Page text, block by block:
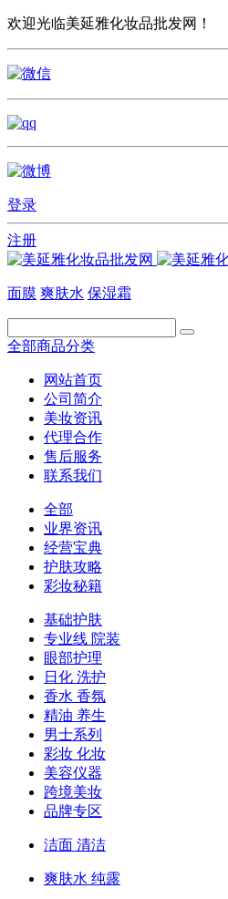
欢迎光临美延雅化妆品批发网！
登录
注册
面膜 爽肤水 保湿霜
全部商品分类
网站首页
公司简介
美妆资讯
代理合作
售后服务
联系我们
全部
业界资讯
经营宝典
护肤攻略
彩妆秘籍
基础护肤
专业线 院装
眼部护理
日化 洗护
香水 香氛
精油 养生
男士系列
彩妆 化妆
美容仪器
跨境美妆
品牌专区
洁面 清洁
爽肤水 纯露